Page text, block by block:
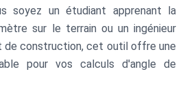
soyez un étudiant apprenant la
sur le terrain ou un ingénieur
de construction, cet outil offre une
pour vos calculs d'angle de